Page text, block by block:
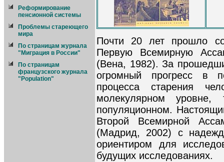
Реформирование
пенсионной системы
Проблемы стареющего
мира
По страницам журнала
"Миграция в России"
По страницам
французского журнала
"Population"
Почти 20 лет прошло
Первую Всемирную
(Вена, 1982). За
огромный прогресс в
процесса старения
молекулярном
популяционном.
Второй Всемирной
(Мадрид, 2002) с
ориентиром для
будущих исследованиях.